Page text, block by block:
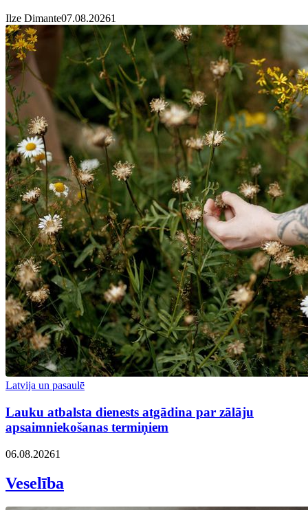
Ilze Dimante07.08.20261
Latvija un pasaulē
Lauku atbalsta dienests atgādina par zālāju
apsaimniekošanas termiņiem
06.08.20261
Veselība